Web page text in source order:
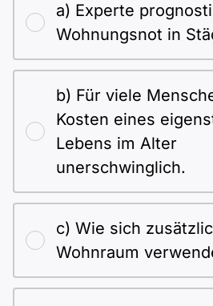
a) Experte
Wohnungsnot in
b) Für viele
Kosten eines
Lebens im Alter
unerschwinglich.
c) Wie sich
Wohnraum